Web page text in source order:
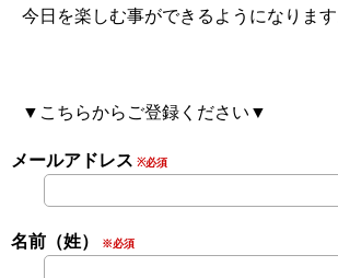
今日を楽しむ事ができるようになります
▼こちらからご登録ください▼
メールアドレス ※必須
名前（姓） ※必須